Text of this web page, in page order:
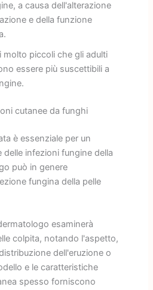
a causa dell'alterazione
e della funzione
molto piccoli che gli adulti
essere più suscettibili a
cutanee da funghi
è essenziale per un
infezioni fungine della
può in genere
fungina della pelle
esaminerà
colpita, notando l'aspetto,
dell'eruzione o
e le caratteristiche
spesso forniscono